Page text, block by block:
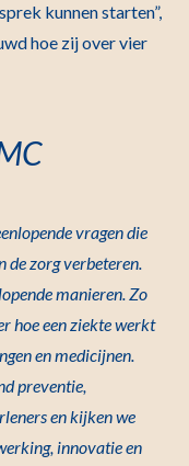
kunnen starten”,
hoe zij over vier
vragen die
de zorg verbeteren.
manieren. Zo
hoe een ziekte werkt
en medicijnen.
preventie,
en kijken we
innovatie en